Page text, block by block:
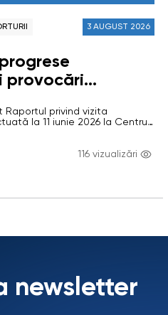
3 AUGUST 2026
provocări
persoane cu
Raportul privind vizita
la 11 iunie 2026 la Centrul
drepturilor116 vizualizări
newsletter